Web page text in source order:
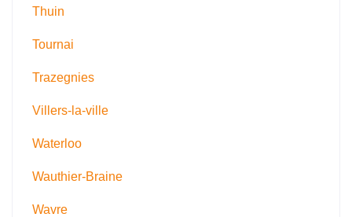
Thuin
Tournai
Trazegnies
Villers-la-ville
Waterloo
Wauthier-Braine
Wavre